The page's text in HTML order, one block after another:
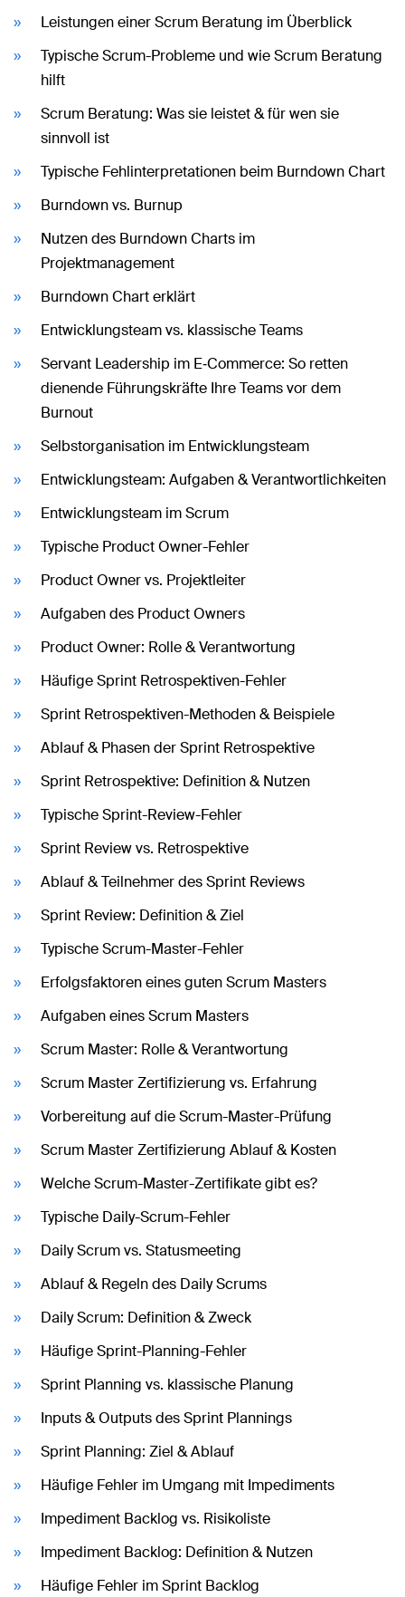
Leistungen einer Scrum Beratung im Überblick
Typische Scrum-Probleme und wie Scrum Beratung
hilft
Scrum Beratung: Was sie leistet & für wen sie
sinnvoll ist
Typische Fehlinterpretationen beim Burndown Chart
Burndown vs. Burnup
Nutzen des Burndown Charts im
Projektmanagement
Burndown Chart erklärt
Entwicklungsteam vs. klassische Teams
Servant Leadership im E‑Commerce: So retten
dienende Führungskräfte Ihre Teams vor dem
Burnout
Selbstorganisation im Entwicklungsteam
Entwicklungsteam: Aufgaben & Verantwortlichkeiten
Entwicklungsteam im Scrum
Typische Product Owner-Fehler
Product Owner vs. Projektleiter
Aufgaben des Product Owners
Product Owner: Rolle & Verantwortung
Häufige Sprint Retrospektiven-Fehler
Sprint Retrospektiven-Methoden & Beispiele
Ablauf & Phasen der Sprint Retrospektive
Sprint Retrospektive: Definition & Nutzen
Typische Sprint-Review-Fehler
Sprint Review vs. Retrospektive
Ablauf & Teilnehmer des Sprint Reviews
Sprint Review: Definition & Ziel
Typische Scrum-Master-Fehler
Erfolgsfaktoren eines guten Scrum Masters
Aufgaben eines Scrum Masters
Scrum Master: Rolle & Verantwortung
Scrum Master Zertifizierung vs. Erfahrung
Vorbereitung auf die Scrum-Master-Prüfung
Scrum Master Zertifizierung Ablauf & Kosten
Welche Scrum-Master-Zertifikate gibt es?
Typische Daily-Scrum-Fehler
Daily Scrum vs. Statusmeeting
Ablauf & Regeln des Daily Scrums
Daily Scrum: Definition & Zweck
Häufige Sprint-Planning-Fehler
Sprint Planning vs. klassische Planung
Inputs & Outputs des Sprint Plannings
Sprint Planning: Ziel & Ablauf
Häufige Fehler im Umgang mit Impediments
Impediment Backlog vs. Risikoliste
Impediment Backlog: Definition & Nutzen
Häufige Fehler im Sprint Backlog